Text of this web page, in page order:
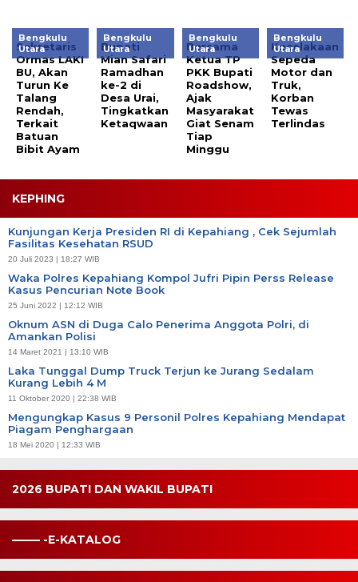
Bengkulu
Utara
Sekretaris
Ormas LAKI
BU, Akan
Turun Ke
Talang
Rendah,
Terkait
Batuan
Bibit Ayam
Bengkulu
Utara
Bupati
Mian Safari
Ramadhan
ke-2 di
Desa Urai,
Tingkatkan
Ketaqwaan
Bengkulu
Utara
Bersama
Ketua TP
PKK Bupati
Roadshow,
Ajak
Masyarakat
Giat Senam
Tiap
Minggu
Bengkulu
Utara
Kecelakaan
Sepeda
Motor dan
Truk,
Korban
Tewas
Terlindas
KEPHING
Kunjungan Kerja Presiden RI di Kepahiang , Cek Sejumlah
Fasilitas Kesehatan RSUD
20 Juli 2023 | 18:27 WIB
Waka Polres Kepahiang Kompol Jufri Pipin Perss Release
Kasus Pencurian Note Book
25 Juni 2022 | 12:12 WIB
Oknum ASN di Duga Calo Penerima Anggota Polri, di
Amankan Polisi
14 Maret 2021 | 13:10 WIB
Laka Tunggal Dump Truck Terjun ke Jurang Sedalam
Kurang Lebih 4 M
11 Oktober 2020 | 22:38 WIB
Mengungkap Kasus 9 Personil Polres Kepahiang Mendapat
Piagam Penghargaan
18 Mei 2020 | 12:33 WIB
2026 BUPATI DAN WAKIL BUPATI
——– -E-KATALOG